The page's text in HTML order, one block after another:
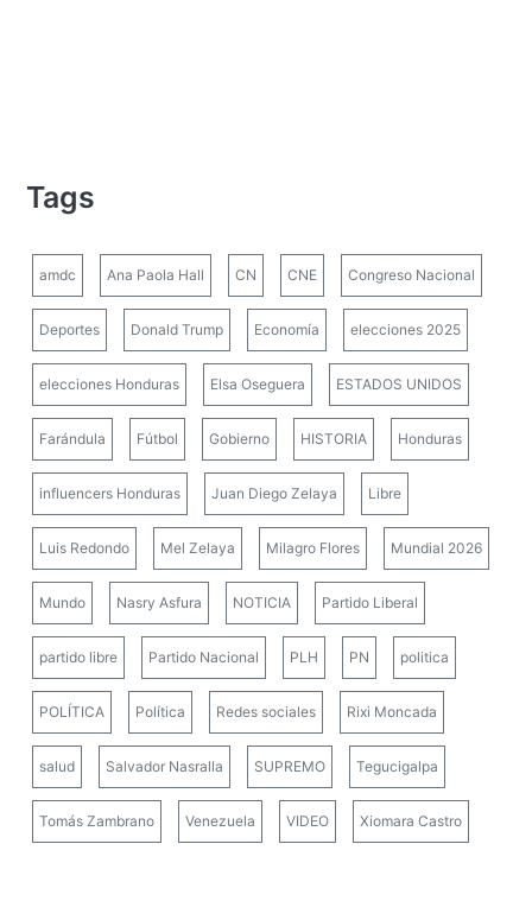
Tags
amdc Ana Paola Hall CN CNE Congreso Nacional
Deportes Donald Trump Economía elecciones 2025
elecciones Honduras Elsa Oseguera ESTADOS UNIDOS
Farándula Fútbol Gobierno HISTORIA Honduras
influencers Honduras Juan Diego Zelaya Libre
Luis Redondo Mel Zelaya Milagro Flores Mundial 2026
Mundo Nasry Asfura NOTICIA Partido Liberal
partido libre Partido Nacional PLH PN politica
POLÍTICA Política Redes sociales Rixi Moncada
salud Salvador Nasralla SUPREMO Tegucigalpa
Tomás Zambrano Venezuela VIDEO Xiomara Castro